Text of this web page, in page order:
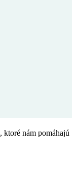
ktoré nám pomáhajú